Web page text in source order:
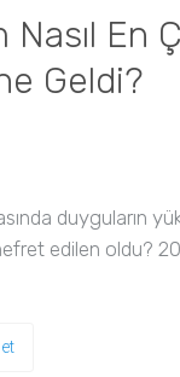
Nasıl En
Geldi?
duyguların
edilen oldu?